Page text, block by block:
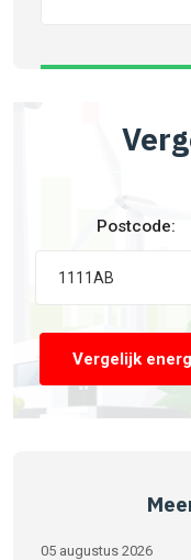
Postcode:
Vergelijk
05 augustus 2026